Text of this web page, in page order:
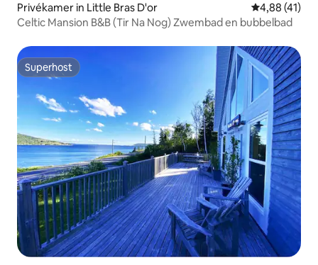
Privékamer in Little Bras D'or Gemiddelde
4,88 (41)
Celtic Mansion B&B (Tir Na Nog) Zwembad en bubbelbad
Superhost
Superhost